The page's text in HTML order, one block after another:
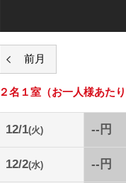
２名１室 （お一人様あた
12/1(火) --円
12/2(水) --円